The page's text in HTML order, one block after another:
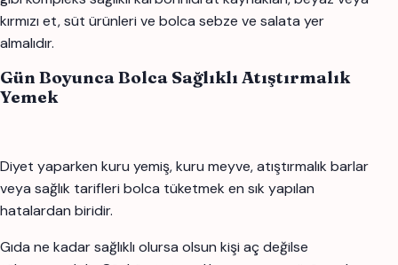
kırmızı et, süt ürünleri ve bolca sebze ve salata yer
almalıdır.
Gün Boyunca Bolca Sağlıklı Atıştırmalık
Yemek
Diyet yaparken kuru yemiş, kuru meyve, atıştırmalık barlar
veya sağlık tarifleri bolca tüketmek en sık yapılan
hatalardan biridir.
Gıda ne kadar sağlıklı olursa olsun kişi aç değilse